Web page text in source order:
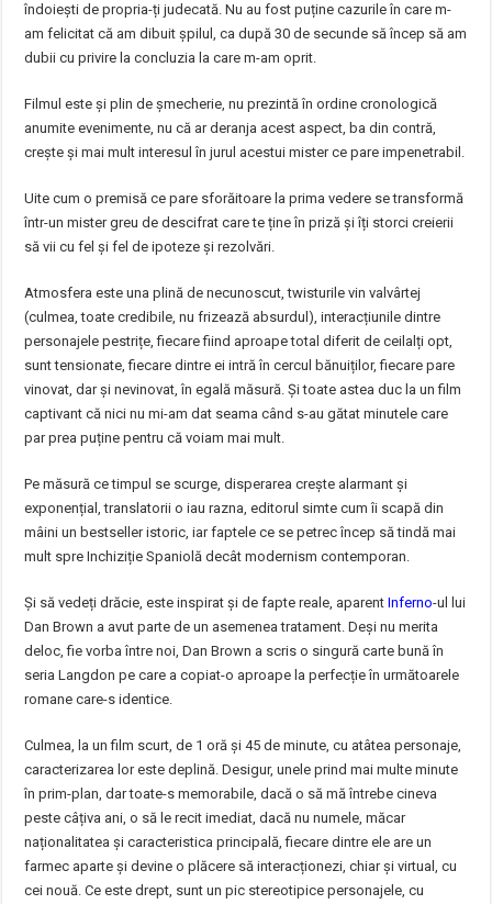
îndoiești de propria-ți judecată. Nu au fost puține cazurile în care m-
am felicitat că am dibuit șpilul, ca după 30 de secunde să încep să am
dubii cu privire la concluzia la care m-am oprit.
Filmul este și plin de șmecherie, nu prezintă în ordine cronologică
anumite evenimente, nu că ar deranja acest aspect, ba din contră,
crește și mai mult interesul în jurul acestui mister ce pare impenetrabil.
Uite cum o premisă ce pare sforăitoare la prima vedere se transformă
într-un mister greu de descifrat care te ține în priză și îți storci creierii
să vii cu fel și fel de ipoteze și rezolvări.
Atmosfera este una plină de necunoscut, twisturile vin valvârtej
(culmea, toate credibile, nu frizează absurdul), interacțiunile dintre
personajele pestrițe, fiecare fiind aproape total diferit de ceilalți opt,
sunt tensionate, fiecare dintre ei intră în cercul bănuiților, fiecare pare
vinovat, dar și nevinovat, în egală măsură. Și toate astea duc la un film
captivant că nici nu mi-am dat seama când s-au gătat minutele care
par prea puține pentru că voiam mai mult.
Pe măsură ce timpul se scurge, disperarea crește alarmant și
exponențial, translatorii o iau razna, editorul simte cum îi scapă din
mâini un bestseller istoric, iar faptele ce se petrec încep să tindă mai
mult spre Inchiziție Spaniolă decât modernism contemporan.
Și să vedeți drăcie, este inspirat și de fapte reale, aparentInferno-ul lui
Dan Brown a avut parte de un asemenea tratament. Deși nu merita
deloc, fie vorba între noi, Dan Brown a scris o singură carte bună în
seria Langdon pe care a copiat-o aproape la perfecție în următoarele
romane care-s identice.
Culmea, la un film scurt, de 1 oră și 45 de minute, cu atâtea personaje,
caracterizarea lor este deplină. Desigur, unele prind mai multe minute
în prim-plan, dar toate-s memorabile, dacă o să mă întrebe cineva
peste câțiva ani, o să le recit imediat, dacă nu numele, măcar
naționalitatea și caracteristica principală, fiecare dintre ele are un
farmec aparte și devine o plăcere să interacționezi, chiar și virtual, cu
cei nouă. Ce este drept, sunt un pic stereotipice personajele, cu